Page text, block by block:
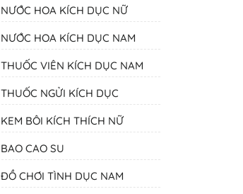
NƯỚC HOA KÍCH DỤC NỮ
NƯỚC HOA KÍCH DỤC NAM
THUỐC VIÊN KÍCH DỤC NAM
THUỐC NGỬI KÍCH DỤC
KEM BÔI KÍCH THÍCH NỮ
BAO CAO SU
ĐỒ CHƠI TÌNH DỤC NAM